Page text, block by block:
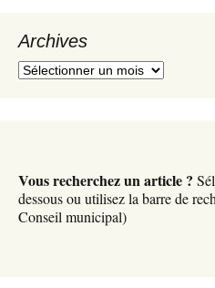
Archives
A
e
s
Vous recherchez un article ?
dessous ou utilisez la barre de
Conseil municipal)